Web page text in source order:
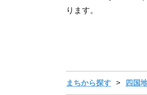
ります。
まちから探す 四国